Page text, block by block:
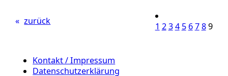
« zurück 1 234 5 6789
Kontakt / Impressum
Datenschutzerklärung